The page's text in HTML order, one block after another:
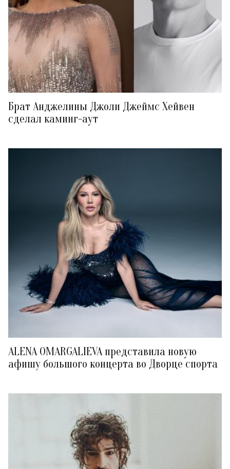
Брат Анджелины Джоли Джеймс Хейвен
сделал каминг-аут
ALENA OMARGALIEVA представила новую
афишу большого концерта во Дворце спорта